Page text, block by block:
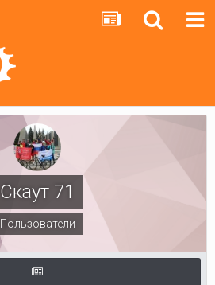
Скаут 71
Пользователи